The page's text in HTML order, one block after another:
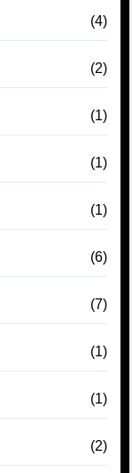
(4)
(2)
(1)
(1)
(1)
(6)
(7)
(1)
(1)
(2)